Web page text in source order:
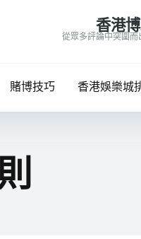
香港
從眾多評論中突圍
賭博技巧 香港娛樂城